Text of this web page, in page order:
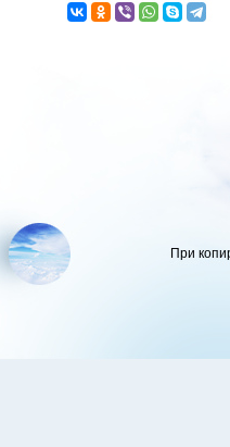
При